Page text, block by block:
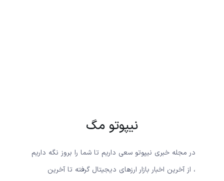
نیپوتو مگ
در مجله خبری نیپوتو سعی داریم تا شما را بروز نگه داریم
، از آخرین اخبار بازار ارزهای دیجیتال گرفته تا آخرین